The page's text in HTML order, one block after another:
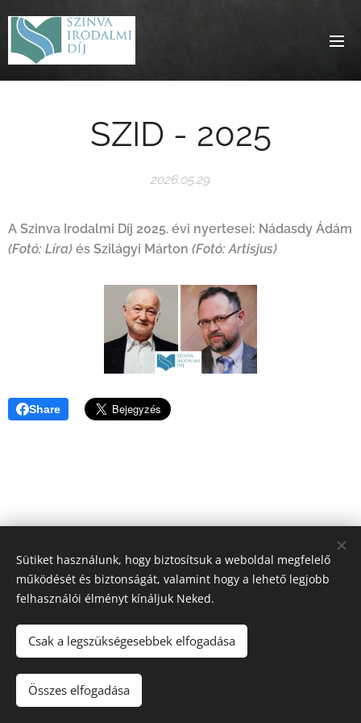
SZID - 2025
2026.05.29
A Szinva Irodalmi Díj 2025. évi nyertesei: Nádasdy Ádám
(Fotó: Líra) és Szilágyi Márton (Fotó: Artisjus)
Share
Az oldalt a
Sütiket használunk, hogy biztosítsuk a weboldal megfelelő
működését és biztonságát, valamint hogy a lehető legjobb
felhasználói élményt kínáljuk Neked.
Csak a legszükségesebbek elfogadása
Összes elfogadása